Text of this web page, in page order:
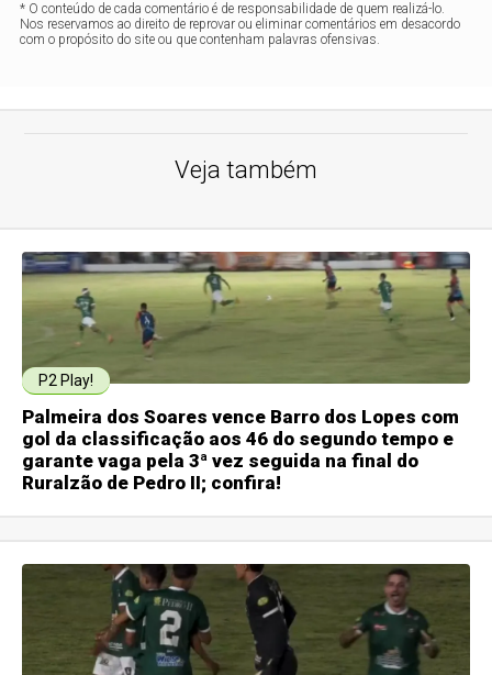
* O conteúdo de cada comentário é de responsabilidade de quem realizá-lo.
Nos reservamos ao direito de reprovar ou eliminar comentários em desacordo
com o propósito do site ou que contenham palavras ofensivas.
Veja também
P2 Play!
Palmeira dos Soares vence Barro dos Lopes com
gol da classificação aos 46 do segundo tempo e
garante vaga pela 3ª vez seguida na final do
Ruralzão de Pedro II; confira!